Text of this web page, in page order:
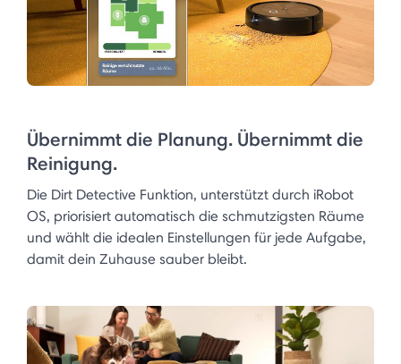
Übernimmt die Planung. Übernimmt die
Reinigung.
Die Dirt Detective Funktion, unterstützt durch iRobot
OS, priorisiert automatisch die schmutzigsten Räume
und wählt die idealen Einstellungen für jede Aufgabe,
damit dein Zuhause sauber bleibt.